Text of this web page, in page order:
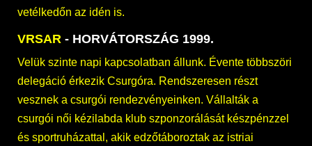
vetélkedőn az idén is.
VRSAR - HORVÁTORSZÁG 1999.
Velük szinte napi kapcsolatban állunk. Évente többszöri
delegáció érkezik Csurgóra. Rendszeresen részt
vesznek a csurgói rendezvényeinken. Vállalták a
csurgói női kézilabda klub szponzorálását készpénzzel
és sportruházattal, akik edzőtáboroztak az istriai